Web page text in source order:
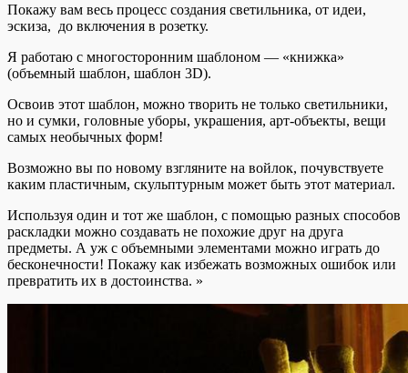
Покажу вам весь процесс создания светильника, от идеи,
эскиза, до включения в розетку.
Я работаю с многосторонним шаблоном — «книжка»
(объемный шаблон, шаблон 3D).
Освоив этот шаблон, можно творить не только светильники,
но и сумки, головные уборы, украшения, арт-объекты, вещи
самых необычных форм!
Возможно вы по новому взгляните на войлок, почувствуете
каким пластичным, скульптурным может быть этот материал.
Используя один и тот же шаблон, с помощью разных способов
раскладки можно создавать не похожие друг на друга
предметы. А уж с объемными элементами можно играть до
бесконечности! Покажу как избежать возможных ошибок или
превратить их в достоинства. »